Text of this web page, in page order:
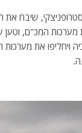
שיבח
מערכות המכ"ם,